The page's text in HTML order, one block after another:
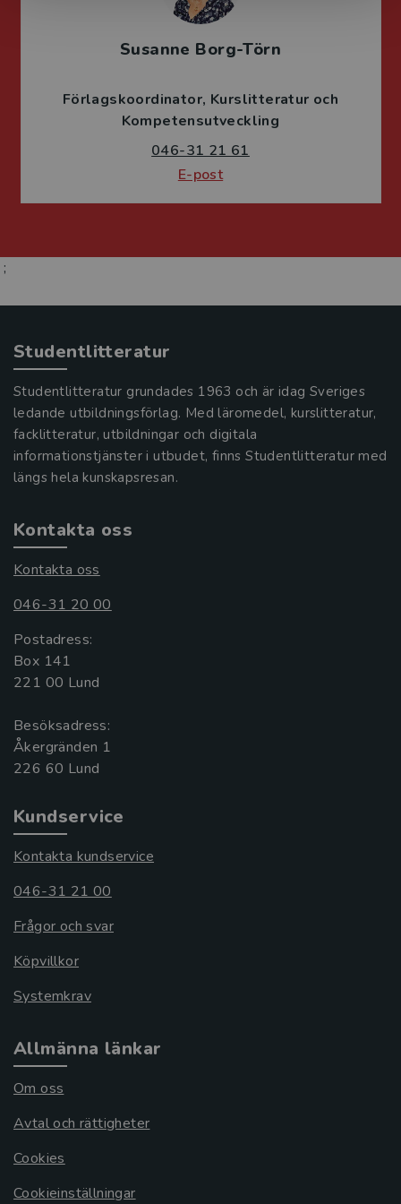
Susanne Borg-Törn
Förlagskoordinator Kurslitteratur och
Kompetensutveckling
046-31 21 61
E-post
;
Studentlitteratur
Studentlitteratur grundades 1963 och är idag Sveriges
ledande utbildningsförlag. Med läromedel, kurslitteratur,
facklitteratur, utbildningar och digitala
informationstjänster i utbudet, finns Studentlitteratur med
längs hela kunskapsresan.
Kontakta oss
Kontakta oss
046-31 20 00
Postadress:
Box 141
221 00 Lund
Besöksadress:
Åkergränden 1
Kundservice
Kontakta kundservice
046-31 21 00
Frågor och svar
Köpvillkor
Systemkrav
Allmänna länkar
Om oss
Avtal och rättigheter
Cookies
Cookieinställningar